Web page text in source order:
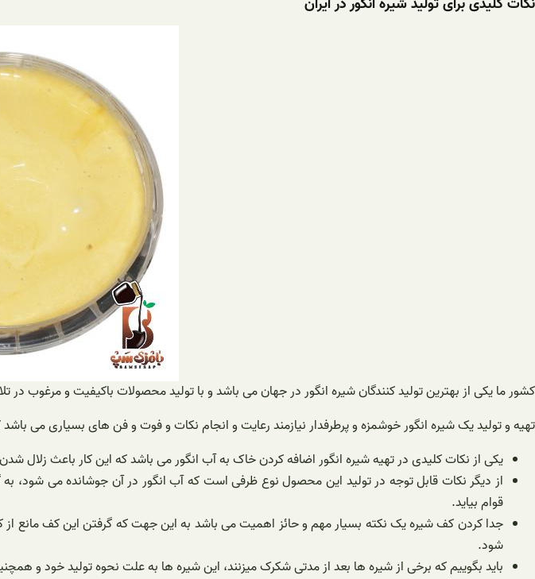
کشور ما یکی از بهترین تولید کنندگان شیره انگور در جهان می باشد و با تولید محصولات باکیفیت و مرغوب
تهیه و تولید یک شیره انگور خوشمزه و پرطرفدار نیازمند رعایت و انجام نکات و فوت و فن های بسیاری می
یکی از نکات کلیدی در تهیه شیره انگور اضافه کردن خاک به آب انگور می باشد که این کار باعث
از دیگر نکات قابل توجه در تولید این محصول نوع ظرفی است که آب انگور در آن جوشانده می شود،
قوام بیاید.
جدا کردن کف شیره یک نکته بسیار مهم و حائز اهمیت می باشد به این جهت که گرفتن این کف
شود.
باید بگوییم که برخی از شیره ها بعد از مدتی شکرک میزنند، این شیره ها به علت نحوه تولید خود و